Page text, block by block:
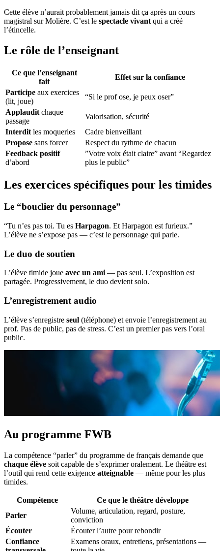
Cette élève n’aurait probablement jamais dit ça après un cours
magistral sur Molière. C’est le spectacle vivant qui a créé
l’étincelle.
Le rôle de l’enseignant
Ce que l’enseignant
fait
Effet sur la confiance
Participe aux exercices
(lit, joue)
“Si le prof ose, je peux oser”
Applaudit chaque
passage
Valorisation, sécurité
Interdit les moqueries
Cadre bienveillant
Propose sans forcer
Respect du rythme de chacun
Feedback positif
d’abord
”Votre voix était claire” avant “Regardez
plus le public”
Les exercices spécifiques pour les timides
Le “bouclier du personnage”
“Tu n’es pas toi. Tu es Harpagon. Et Harpagon est furieux.”
L’élève ne s’expose pas — c’est le personnage qui parle.
Le duo de soutien
L’élève timide joue avec un ami — pas seul. L’exposition est
partagée. Progressivement, le duo devient solo.
L’enregistrement audio
L’élève s’enregistre seul (téléphone) et envoie l’enregistrement au
prof. Pas de public, pas de stress. C’est un premier pas vers l’oral
public.
Au programme FWB
La compétence “parler” du programme de français demande que
chaque élève soit capable de s’exprimer oralement. Le théâtre est
l’outil qui rend cette exigence atteignable — même pour les plus
timides.
Compétence
Ce que le théâtre développe
Parler
Volume, articulation, regard, posture,
conviction
Écouter
Écouter l’autre pour rebondir
Confiance
Examens oraux, entretiens, présentations —